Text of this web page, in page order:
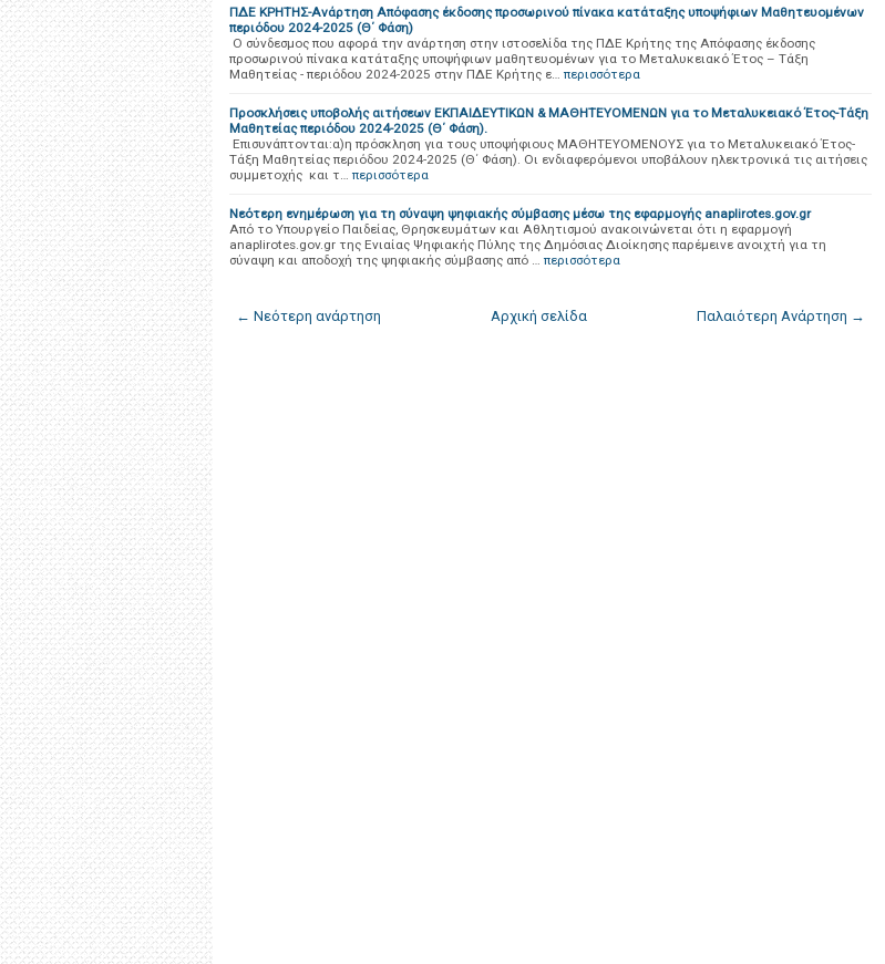
ΠΔΕ ΚΡΗΤΗΣ-Ανάρτηση Απόφασης έκδοσης προσωρινού πίνακα κατάταξης υποψήφιων Μαθητευομένων
περιόδου 2024-2025 (Θ΄ Φάση)
O σύνδεσμος που αφορά την ανάρτηση στην ιστοσελίδα της ΠΔΕ Κρήτης της Απόφασης έκδοσης
προσωρινού πίνακα κατάταξης υποψήφιων μαθητευομένων για το Μεταλυκειακό Έτος – Τάξη
Μαθητείας - περιόδου 2024-2025 στην ΠΔΕ Κρήτης ε… περισσότερα
Προσκλήσεις υποβολής αιτήσεων ΕΚΠΑΙΔΕΥΤΙΚΩΝ & ΜΑΘΗΤΕΥΟΜΕΝΩΝ για το Μεταλυκειακό Έτος-Τάξη
Μαθητείας περιόδου 2024-2025 (Θ΄ Φάση).
Επισυνάπτονται:α)η πρόσκληση για τους υποψήφιους ΜΑΘΗΤΕΥΟΜΕΝΟΥΣ για το Μεταλυκειακό Έτος-
Τάξη Μαθητείας περιόδου 2024-2025 (Θ΄ Φάση). Οι ενδιαφερόμενοι υποβάλουν ηλεκτρονικά τις αιτήσεις
συμμετοχής και τ… περισσότερα
Νεότερη ενημέρωση για τη σύναψη ψηφιακής σύμβασης μέσω της εφαρμογής anaplirotes.gov.gr
Από το Υπουργείο Παιδείας, Θρησκευμάτων και Αθλητισμού ανακοινώνεται ότι η εφαρμογή
anaplirotes.gov.gr της Ενιαίας Ψηφιακής Πύλης της Δημόσιας Διοίκησης παρέμεινε ανοιχτή για τη
σύναψη και αποδοχή της ψηφιακής σύμβασης από … περισσότερα
← Νεότερη ανάρτηση Παλαιότερη Ανάρτηση →
Αρχική σελίδα